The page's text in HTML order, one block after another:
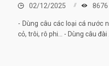
02/12/2025
8676
- Dùng câu các loại cá nước
cỏ, trôi, rô phi... - Dùng câu đài